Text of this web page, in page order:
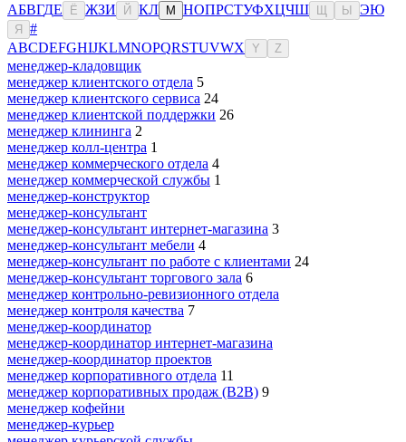
АБВГДЕ Ё ЖЗИ Й КЛ М НОПРСТУФХЦЧШ Ы ЭЮ
Я
#
ABCDEFGHIJKLMNOPQRSTUVWX Y Z
менеджер-кладовщик
менеджер клиентского отдела 5
менеджер клиентского сервиса 24
менеджер клиентской поддержки 26
менеджер клининга 2
менеджер колл-центра 1
менеджер коммерческого отдела 4
менеджер коммерческой службы 1
менеджер-конструктор
менеджер-консультант
менеджер-консультант интернет-магазина 3
менеджер-консультант мебели 4
менеджер-консультант по работе с клиентами 24
менеджер-консультант торгового зала 6
менеджер контрольно-ревизионного отдела
менеджер контроля качества 7
менеджер-координатор
менеджер-координатор интернет-магазина
менеджер-координатор проектов
менеджер корпоративного отдела 11
менеджер корпоративных продаж (B2B) 9
менеджер кофейни
менеджер-курьер